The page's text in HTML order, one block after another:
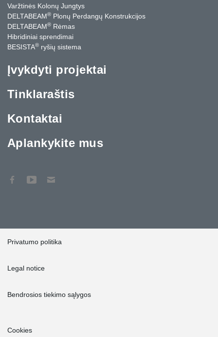
Varžtinės Kolonų Jungtys
DELTABEAM® Plonų Perdangų Konstrukcijos
DELTABEAM® Rėmas
Hibridiniai sprendimai
BESISTA® ryšių sistema
Įvykdyti projektai
Tinklaraštis
Kontaktai
Aplankykite mus
Privatumo politika
Legal notice
Bendrosios tiekimo sąlygos
Cookies